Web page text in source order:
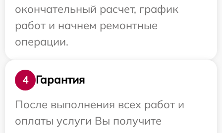
окончательный расчет, график
работ и начнем ремонтные
операции.
4
Гарантия
После выполнения всех работ и
оплаты услуги Вы получите